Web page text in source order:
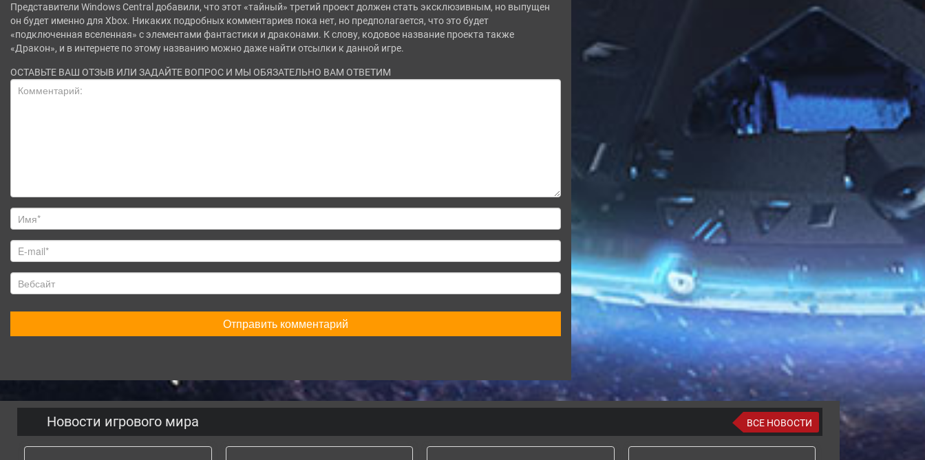
Представители Windows Central добавили, что этот «тайный» третий проект должен стать эксклюзивным, но выпущен
он будет именно для Xbox. Никаких подробных комментариев пока нет, но предполагается, что это будет
«подключенная вселенная» с элементами фантастики и драконами. К слову, кодовое название проекта также
«Дракон», и в интернете по этому названию можно даже найти отсылки к данной игре.
ОСТАВЬТЕ ВАШ ОТЗЫВ ИЛИ ЗАДАЙТЕ ВОПРОС И МЫ ОБЯЗАТЕЛЬНО ВАМ ОТВЕТИМ
Новости игрового мира ВСЕ НОВОСТИ